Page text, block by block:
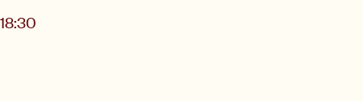
18:30